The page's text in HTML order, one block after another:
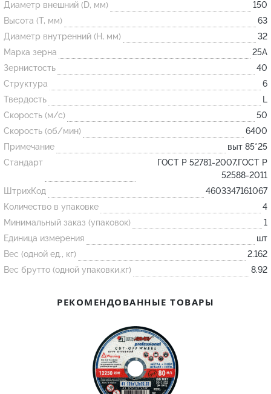
Огнеупорные
изделия
Скачать каталог
Тигель
Муфель
Черпак
Шербер
Трубка
Стержень
Пробка
Подставка
Лодочка
Контакт
Желоб
Диаметр внешний (D, мм)
150
Высота (T, мм)
63
Диаметр внутренний (H, мм)
32
Марка зерна
25А
Зернистость
40
Структура
6
Твердость
L
Скорость (м/с)
50
Скорость (об/мин)
6400
Примечание
выт 85*25
Стандарт
ГОСТ Р 52781-2007,ГОСТ Р
52588-2011
ШтрихКод
4603347161067
Количество в упаковке
4
Минимальный заказ (упаковок)
1
Единица измерения
шт
Вес (одной ед., кг)
2.162
Вес брутто (одной упаковки,кг)
8.92
РЕКОМЕНДОВАННЫЕ ТОВАРЫ